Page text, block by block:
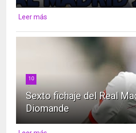
Leer más
10
Sexto fichaje del Real
Diomande